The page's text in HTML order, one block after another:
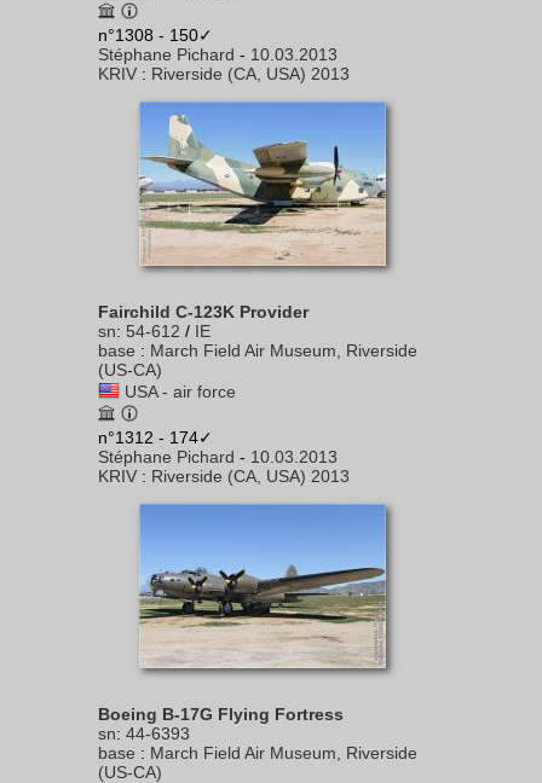
n°1308 - 150✓
Stéphane Pichard - 10.03.2013
KRIV : Riverside (CA, USA) 2013
Fairchild C-123K Provider
sn: 54-612 / IE
base : March Field Air Museum, Riverside
(US-CA)
USA - air force
n°1312 - 174✓
Stéphane Pichard - 10.03.2013
KRIV : Riverside (CA, USA) 2013
Boeing B-17G Flying Fortress
sn: 44-6393
base : March Field Air Museum, Riverside
(US-CA)